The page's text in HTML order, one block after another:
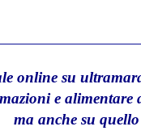
online su
e alimentare
ma anche su